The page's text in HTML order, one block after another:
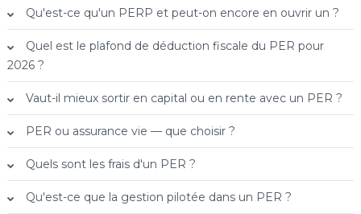
Qu'est-ce qu'un PERP et peut-on encore en ouvrir un ?
Quel est le plafond de déduction fiscale du PER pour
2026 ?
Vaut-il mieux sortir en capital ou en rente avec un PER ?
PER ou assurance vie — que choisir ?
Quels sont les frais d'un PER ?
Qu'est-ce que la gestion pilotée dans un PER ?